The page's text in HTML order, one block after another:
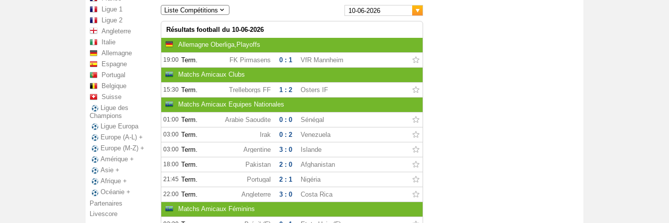
Ligue 1
Ligue 2
Angleterre
Italie
Allemagne
Espagne
Portugal
Belgique
Suisse
Ligue des
Champions
Ligue Europa
Europe (A-L) +
Europe (M-Z) +
Amérique +
Asie +
Afrique +
Océanie +
Partenaires
Livescore
Liste Compétitions 10-06-2026
Résultats football du 10-06-2026
Allemagne Oberliga,Playoffs
19:00 Term. FK Pirmasens 0 : 1
VfR Mannheim
Matchs Amicaux Clubs
15:30 Term. Trelleborgs FF 1 : 2
Östers IF
Matchs Amicaux Equipes Nationales
01:00 Term. Arabie Saoudite 0 : 0 Sénégal
03:00 Term. Irak 0 : 2 Venezuela
03:00 Term. Argentine 3 : 0 Islande
18:00 Term. Pakistan 2 : 0 Afghanistan
21:45 Term. Portugal 2 : 1 Nigéria
22:00 Term. Angleterre 3 : 0
Costa Rica
Matchs Amicaux Féminins